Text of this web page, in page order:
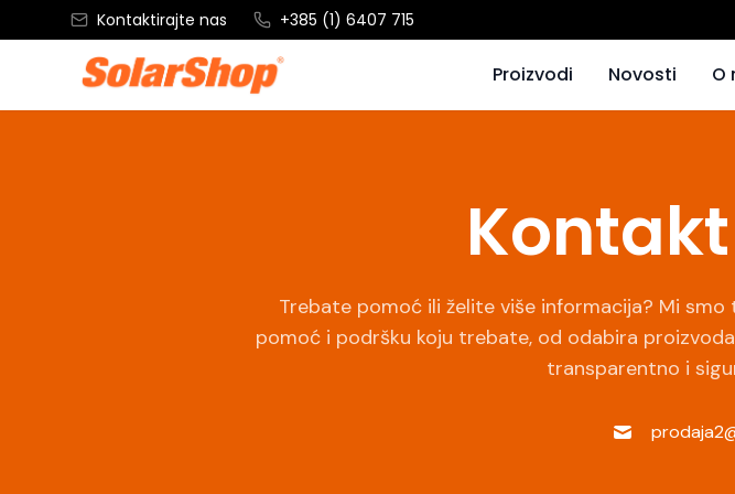
Kontaktirajte nas +385 (1) 6407 715
Proizvodi Novosti O
Trebate pomoć ili želite više informacija? Mi
pomoć i podršku koju trebate, od odabira
transparentno i